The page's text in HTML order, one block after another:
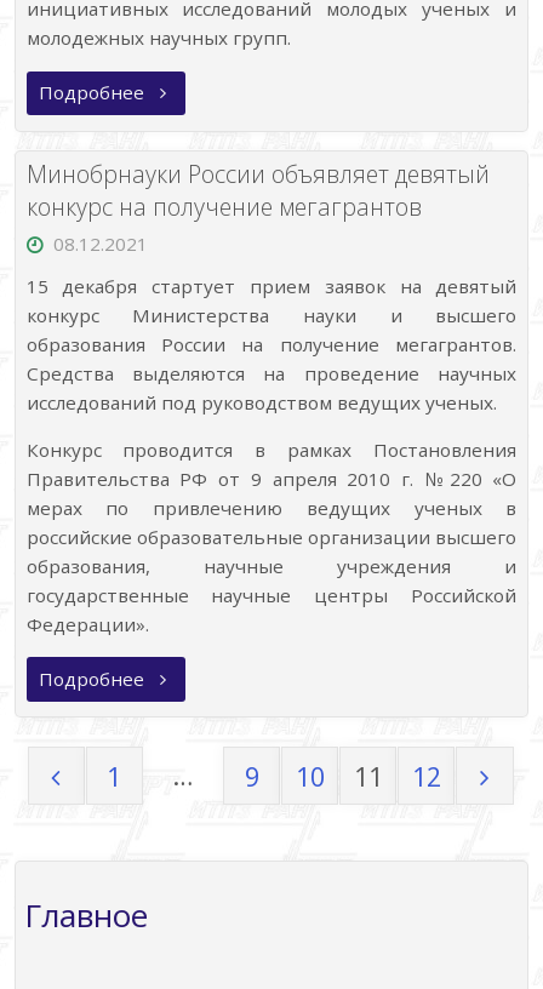
инициативных исследований молодых ученых и
молодежных научных групп.
Подробнее «РНФ
начинает
прием
заявок
на
«молодежные»
конкурсы
Президентской
Минобрнауки России объявляет девятый
конкурс на получение мегагрантов
08.12.2021
15 декабря стартует прием заявок на девятый
конкурс Министерства науки и высшего
образования России на получение мегагрантов.
Средства выделяются на проведение научных
исследований под руководством ведущих ученых.
Конкурс проводится в рамках Постановления
Правительства РФ от 9 апреля 2010 г. №220 «О
мерах по привлечению ведущих ученых в
российские образовательные организации высшего
образования, научные учреждения и
государственные научные центры Российской
Федерации».
Подробнее «Минобрнауки
России
объявляет
получение
мегагрантов»
Пагинация
записей
1 … 9 10 11 12
Главное